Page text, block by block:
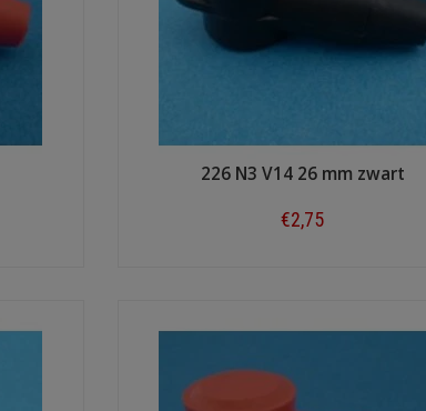
226 N3 V14 26 mm zwart
€2,75